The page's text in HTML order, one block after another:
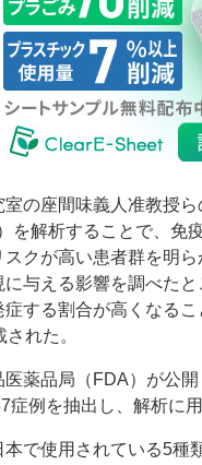
の座間味義人准教授
を解析することで、免
クが高い患者群を明
与える影響を調べた
する割合が高くなる
れた。
薬品局（FDA）が公
症例を抽出し、解析に用
で使用されている5種